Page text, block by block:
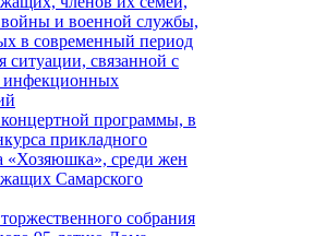
войны и военной службы,
в современный период
ситуации, связанной с
инфекционных
программы, в
прикладного
«Хозяюшка», среди жен
Самарского
собрания